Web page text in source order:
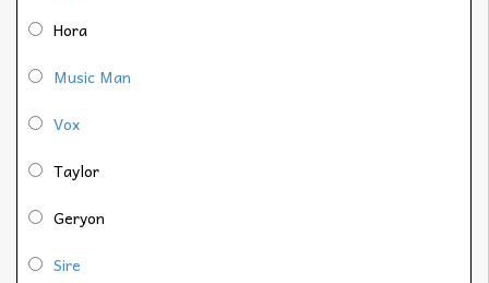
Hora
Music Man
Vox
Taylor
Geryon
Sire